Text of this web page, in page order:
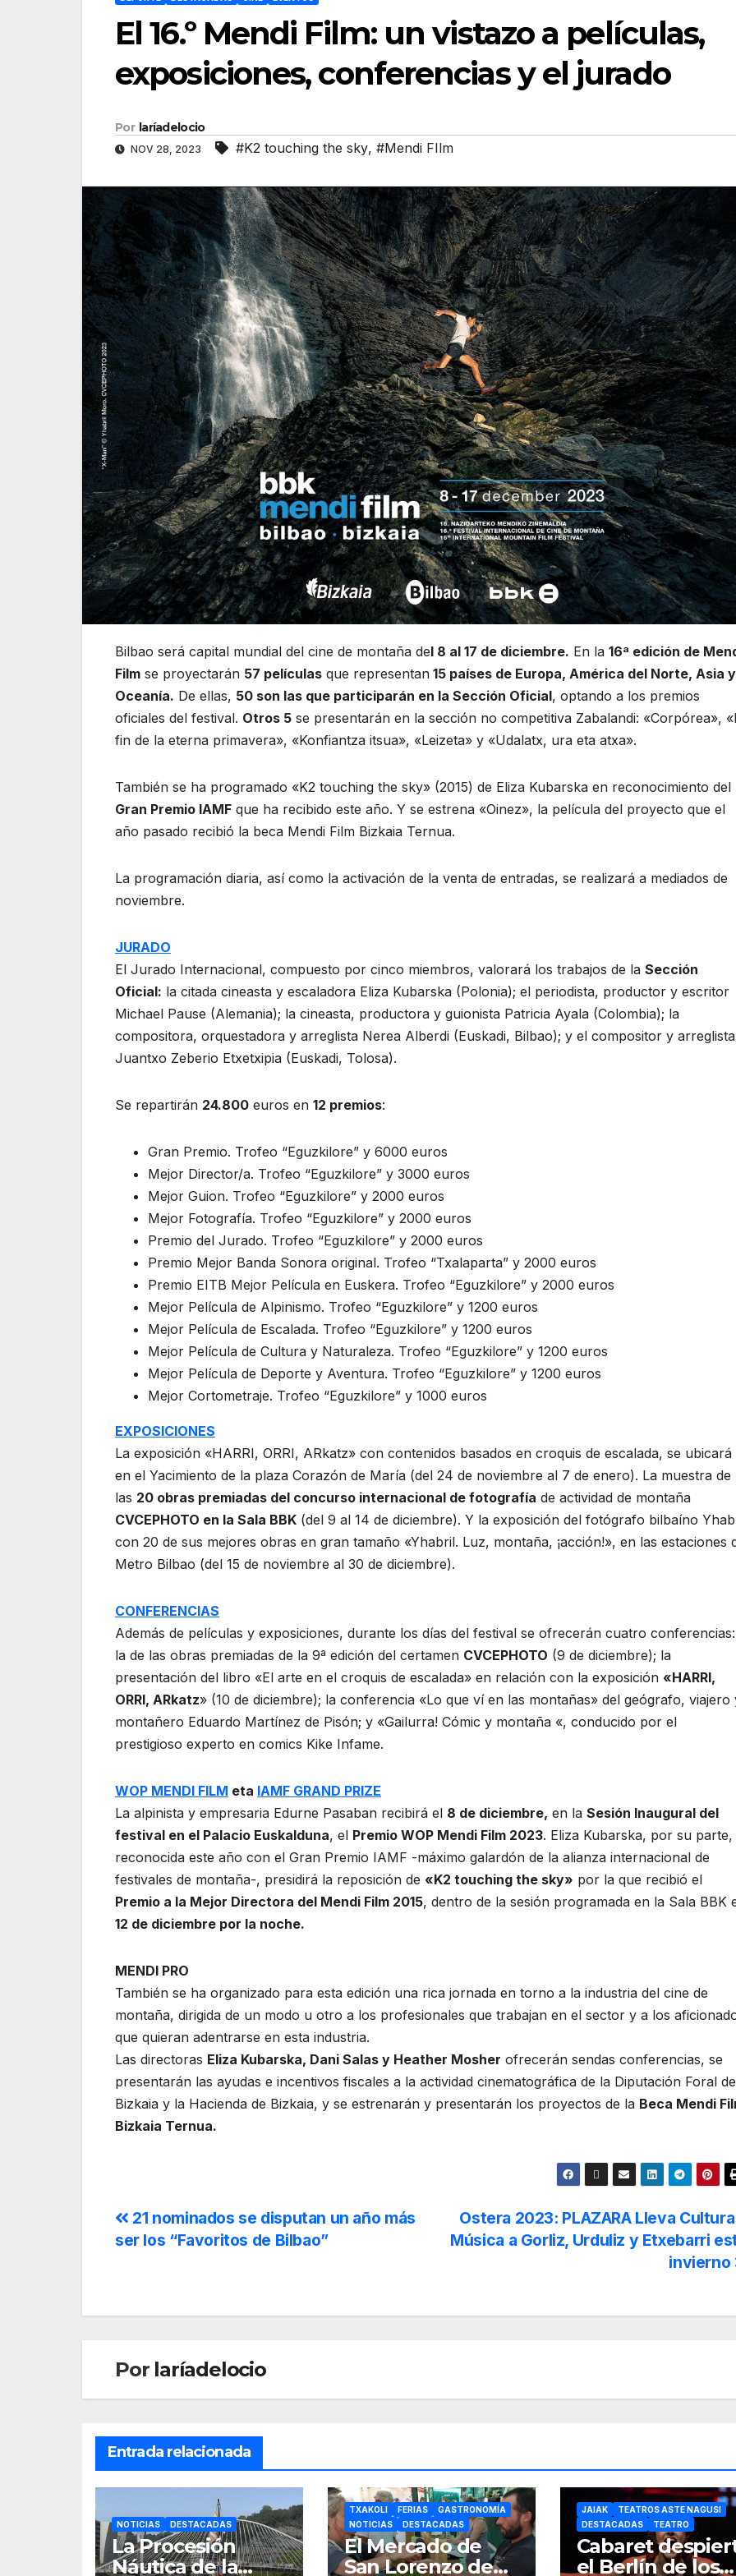
El 16.º Mendi Film: un vistazo a películas,
exposiciones, conferencias y el jurado
Por laríadelocio
NOV 28, 2023 #K2 touching the sky, #Mendi FIlm
Bilbao será capital mundial del cine de montaña del 8 al 17 de diciembre. En la 16ª edición de
Film se proyectarán 57 películas que representan 15 países de Europa, América del Norte, Asia y
Oceanía. De ellas, 50 son las que participarán en la Sección Oficial, optando a los premios
oficiales del festival. Otros 5 se presentarán en la sección no competitiva Zabalandi: «Corpórea»,
fin de la eterna primavera», «Konfiantza itsua», «Leizeta» y «Udalatx, ura eta atxa».
También se ha programado «K2 touching the sky» (2015) de Eliza Kubarska en reconocimiento del
Gran Premio IAMF que ha recibido este año. Y se estrena «Oinez», la película del proyecto que el
año pasado recibió la beca Mendi Film Bizkaia Ternua.
La programación diaria, así como la activación de la venta de entradas, se realizará a mediados de
noviembre.
JURADO
El Jurado Internacional, compuesto por cinco miembros, valorará los trabajos de la Sección
Oficial: la citada cineasta y escaladora Eliza Kubarska (Polonia); el periodista, productor y escritor
Michael Pause (Alemania); la cineasta, productora y guionista Patricia Ayala (Colombia); la
compositora, orquestadora y arreglista Nerea Alberdi (Euskadi, Bilbao); y el compositor y arreglista
Juantxo Zeberio Etxetxipia (Euskadi, Tolosa).
Se repartirán 24.800 euros en 12 premios:
Gran Premio. Trofeo “Eguzkilore” y 6000 euros
Mejor Director/a. Trofeo “Eguzkilore” y 3000 euros
Mejor Guion. Trofeo “Eguzkilore” y 2000 euros
Mejor Fotografía. Trofeo “Eguzkilore” y 2000 euros
Premio del Jurado. Trofeo “Eguzkilore” y 2000 euros
Premio Mejor Banda Sonora original. Trofeo “Txalaparta” y 2000 euros
Premio EITB Mejor Película en Euskera. Trofeo “Eguzkilore” y 2000 euros
Mejor Película de Alpinismo. Trofeo “Eguzkilore” y 1200 euros
Mejor Película de Escalada. Trofeo “Eguzkilore” y 1200 euros
Mejor Película de Cultura y Naturaleza. Trofeo “Eguzkilore” y 1200 euros
Mejor Película de Deporte y Aventura. Trofeo “Eguzkilore” y 1200 euros
Mejor Cortometraje. Trofeo “Eguzkilore” y 1000 euros
EXPOSICIONES
La exposición «HARRI, ORRI, ARkatz» con contenidos basados en croquis de escalada, se ubicará
en el Yacimiento de la plaza Corazón de María (del 24 de noviembre al 7 de enero). La muestra de
las 20 obras premiadas del concurso internacional de fotografía de actividad de montaña
CVCEPHOTO en la Sala BBK (del 9 al 14 de diciembre). Y la exposición del fotógrafo bilbaíno
con 20 de sus mejores obras en gran tamaño «Yhabril. Luz, montaña, ¡acción!», en las estaciones
Metro Bilbao (del 15 de noviembre al 30 de diciembre).
CONFERENCIAS
Además de películas y exposiciones, durante los días del festival se ofrecerán cuatro conferencias:
la de las obras premiadas de la 9ª edición del certamen CVCEPHOTO (9 de diciembre); la
presentación del libro «El arte en el croquis de escalada» en relación con la exposición «HARRI,
ORRI, ARkatz» (10 de diciembre); la conferencia «Lo que ví en las montañas» del geógrafo, viajero
montañero Eduardo Martínez de Pisón; y «Gailurra! Cómic y montaña «, conducido por el
prestigioso experto en comics Kike Infame.
WOP MENDI FILM eta IAMF GRAND PRIZE
La alpinista y empresaria Edurne Pasaban recibirá el 8 de diciembre, en la Sesión Inaugural del
festival en el Palacio Euskalduna, el Premio WOP Mendi Film 2023. Eliza Kubarska, por su parte,
reconocida este año con el Gran Premio IAMF -máximo galardón de la alianza internacional de
festivales de montaña-, presidirá la reposición de «K2 touching the sky» por la que recibió el
Premio a la Mejor Directora del Mendi Film 2015, dentro de la sesión programada en la Sala BBK
12 de diciembre por la noche.
MENDI PRO
También se ha organizado para esta edición una rica jornada en torno a la industria del cine de
montaña, dirigida de un modo u otro a los profesionales que trabajan en el sector y a los
que quieran adentrarse en esta industria.
Las directoras Eliza Kubarska, Dani Salas y Heather Mosher ofrecerán sendas conferencias, se
presentarán las ayudas e incentivos fiscales a la actividad cinematográfica de la Diputación Foral de
Bizkaia y la Hacienda de Bizkaia, y se estrenarán y presentarán los proyectos de la Beca Mendi
Bizkaia Ternua.
Ostera 2023: PLAZARA Lleva
Música a Gorliz, Urduliz y Etxebarri
invierno
21 nominados se disputan un año más
ser los “Favoritos de Bilbao”
Por laríadelocio
Entrada relacionada
NOTICIAS DESTACADAS
La Procesión
Náutica de la
TXAKOLI FERIAS
GASTRONOMÍA
NOTICIAS
DESTACADAS
El Mercado de
San Lorenzo de
JAIAK
TEATROS ASTE NAGUSI
DESTACADAS
TEATRO
Cabaret
el Berlín de los